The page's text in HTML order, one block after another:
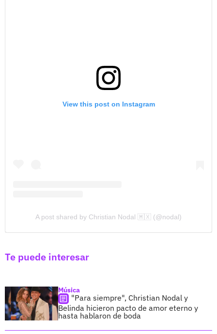
View this post on Instagram
A post shared by Christian Nodal 🇲🇽 (@nodal)
Te puede interesar
Música
"Para siempre", Christian Nodal y
Belinda hicieron pacto de amor eterno y
hasta hablaron de boda